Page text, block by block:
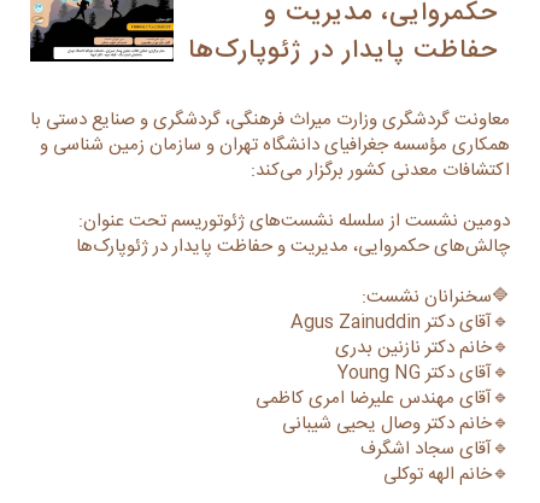
حکمروایی، مدیریت و
حفاظت پایدار در ژئوپارک‌ها
معاونت گردشگری وزارت میراث فرهنگی، گردشگری و صنایع دستی با
همکاری مؤسسه جغرافیای دانشگاه تهران و سازمان زمین شناسی و
اکتشافات معدنی کشور برگزار می‌کند:
دومین نشست از سلسله نشست‌های ژئوتوریسم تحت عنوان:
چالش‌های حکمروایی، مدیریت و حفاظت پایدار در ژئوپارک‌ها
🔷سخنرانان نشست:
🔹آقای دکتر Agus Zainuddin
🔹خانم دکتر نازنین بدری
🔹آقای دکتر Young NG
🔹آقای مهندس علیرضا امری کاظمی
🔹خانم دکتر وصال یحیی شیبانی
🔹آقای سجاد اشگرف
🔹خانم الهه توکلی